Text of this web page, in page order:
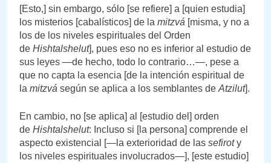
[Esto,] sin embargo, sólo [se refiere] a [quien estudia]
los misterios [cabalísticos] de la mitzvá [misma, y no a
los de los niveles espirituales del Orden
de Hishtalshelut], pues eso no es inferior al estudio de
sus leyes —de hecho, todo lo contrario…—, pese a
que no capta la esencia [de la intención espiritual de
la mitzvá según se aplica a los semblantes de Atzilut].
En cambio, no [se aplica] al [estudio del] orden
de Hishtalshelut: Incluso si [la persona] comprende el
aspecto existencial [—la exterioridad de las sefiroty
los niveles espirituales involucrados—], [este estudio]